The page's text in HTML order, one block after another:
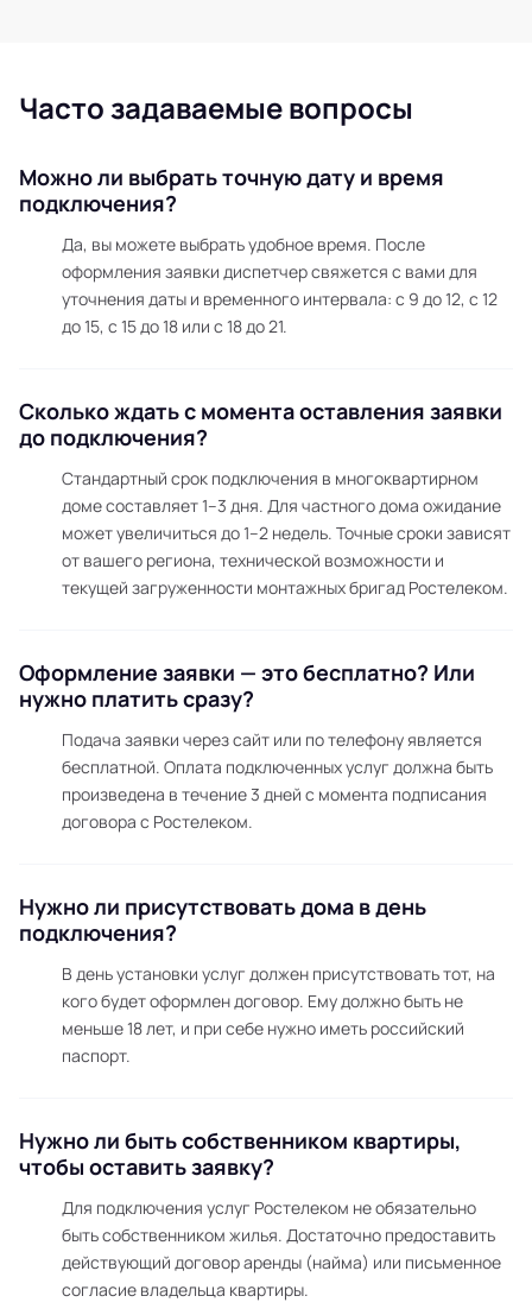
Часто задаваемые вопросы
Можно ли выбрать точную дату и время
подключения?
Да, вы можете выбрать удобное время. После
оформления заявки диспетчер свяжется с вами для
уточнения даты и временного интервала: с 9 до 12, с 12
до 15, с 15 до 18 или с 18 до 21.
Сколько ждать с момента оставления заявки
до подключения?
Стандартный срок подключения в многоквартирном
доме составляет 1–3 дня. Для частного дома ожидание
может увеличиться до 1–2 недель. Точные сроки зависят
от вашего региона, технической возможности и
текущей загруженности монтажных бригад Ростелеком.
Оформление заявки — это бесплатно? Или
нужно платить сразу?
Подача заявки через сайт или по телефону является
бесплатной. Оплата подключенных услуг должна быть
произведена в течение 3 дней с момента подписания
договора с Ростелеком.
Нужно ли присутствовать дома в день
подключения?
В день установки услуг должен присутствовать тот, на
кого будет оформлен договор. Ему должно быть не
меньше 18 лет, и при себе нужно иметь российский
паспорт.
Нужно ли быть собственником квартиры,
чтобы оставить заявку?
Для подключения услуг Ростелеком не обязательно
быть собственником жилья. Достаточно предоставить
действующий договор аренды (найма) или письменное
согласие владельца квартиры.